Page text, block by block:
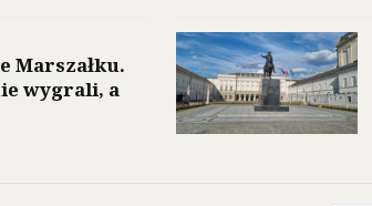
Marszałku.
wygrali, a